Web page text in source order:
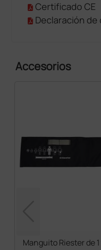
Certificado CE
Declaración
Accesorios
Manguito Riester de